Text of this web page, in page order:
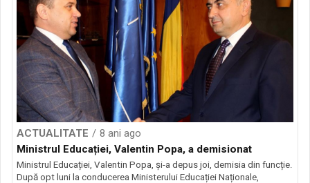
ACTUALITATE
8 ani ago
Ministrul Educației, Valentin Popa, a demisionat
Ministrul Educației, Valentin Popa, și-a depus joi, demisia din funcție.
După opt luni la conducerea Ministerului Educației Naționale,